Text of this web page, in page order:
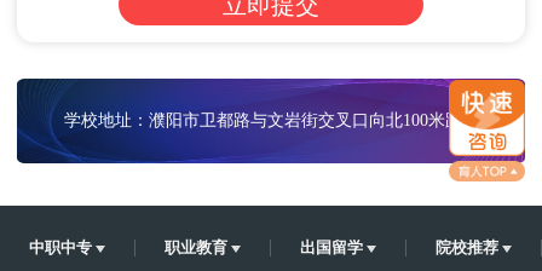
学校地址：濮阳市卫都路与文岩街交叉口向北100米路西
中职中专 职业教育 出国留学 院校推荐